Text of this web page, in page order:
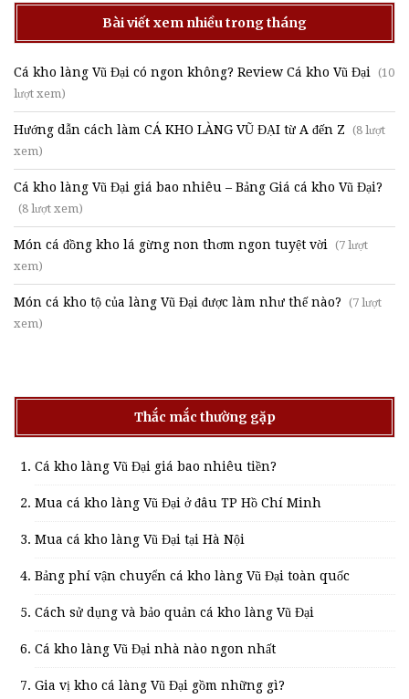
Bài viết xem nhiều trong tháng
Cá kho làng Vũ Đại có ngon không? Review Cá kho Vũ Đại (10
lượt xem)
Hướng dẫn cách làm CÁ KHO LÀNG VŨ ĐẠI từ A đến Z (8 lượt
xem)
Cá kho làng Vũ Đại giá bao nhiêu – Bảng Giá cá kho Vũ Đại?
(8 lượt xem)
Món cá đồng kho lá gừng non thơm ngon tuyệt vời (7 lượt
xem)
Món cá kho tộ của làng Vũ Đại được làm như thế nào? (7 lượt
xem)
Thắc mắc thường gặp
Cá kho làng Vũ Đại giá bao nhiêu tiền?
Mua cá kho làng Vũ Đại ở đâu TP Hồ Chí Minh
Mua cá kho làng Vũ Đại tại Hà Nội
Bảng phí vận chuyển cá kho làng Vũ Đại toàn quốc
Cách sử dụng và bảo quản cá kho làng Vũ Đại
Cá kho làng Vũ Đại nhà nào ngon nhất
Gia vị kho cá làng Vũ Đại gồm những gì?